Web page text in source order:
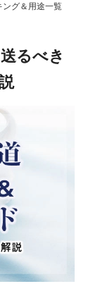
ング＆用途一覧
るべき